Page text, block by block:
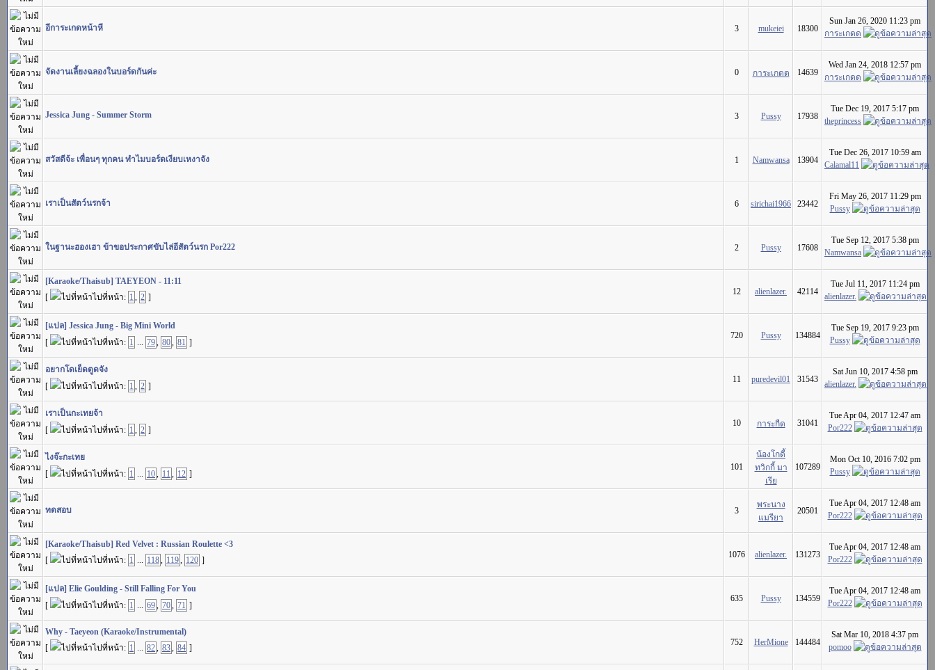
อีการะเกดหน้าหี 3 mukeiei 18300
Sun Jan 26, 2020 11:23 pm
การะเกดด
จัดงานเลี้ยงฉลองในบอร์ดกันค่ะ 0 การะเกดด 14639
Wed Jan 24, 2018 12:57 pm
การะเกดด
Jessica Jung - Summer Storm 3 Pussy 17938
Tue Dec 19, 2017 5:17 pm
theprincess
สวัสดีจ้ะ เพื่อนๆ ทุกคน ทำไมบอร์ดเงียบเหงาจัง 1 Namwansa 13904
Tue Dec 26, 2017 10:59 am
Calamal11
เราเป็นสัตว์นรกจ้า 6 sirichai1966 23442
Fri May 26, 2017 11:29 pm
Pussy
ในฐานะฮองเฮา ข้าขอประกาศขับไล่อีสัตว์นรก Por222 2 Pussy 17608
Tue Sep 12, 2017 5:38 pm
Namwansa
[Karaoke/Thaisub] TAEYEON - 11:11
[
ไปที่หน้า: 1 , 2 ]
12 alienlazer. 42114
Tue Jul 11, 2017 11:24 pm
alienlazer.
[แปล] Jessica Jung - Big Mini World
[
ไปที่หน้า: 1 ... 79, 80, 81 ]
720 Pussy 134884
Tue Sep 19, 2017 9:23 pm
Pussy
อยากโดเย็ดตูดจัง
[
ไปที่หน้า: 1 , 2 ]
11 puredevil01 31543
Sat Jun 10, 2017 4:58 pm
alienlazer.
เราเป็นกะเทยจ้า
[
ไปที่หน้า: 1 , 2 ]
10 การะกืด 31041
Tue Apr 04, 2017 12:47 am
Por222
ไงจ๊ะกะเทย
[
ไปที่หน้า: 1 ... 10, 11 , 12 ]
101
น้องโกดี้
ทวิกกี้ มา
เรีย
107289
Mon Oct 10, 2016 7:02 pm
Pussy
ทดสอบ 3
พระนาง
แมรียา
20501
Tue Apr 04, 2017 12:48 am
Por222
[Karaoke/Thaisub] Red Velvet : Russian Roulette <3
[
ไปที่หน้า: 1 ... 118, 119, 120 ]
1076 alienlazer. 131273
Tue Apr 04, 2017 12:48 am
Por222
[แปล] Elie Goulding - Still Falling For You
[
ไปที่หน้า: 1 ... 69, 70, 71 ]
635 Pussy 134559
Tue Apr 04, 2017 12:48 am
Por222
Why - Taeyeon (Karaoke/Instrumental)
[
ไปที่หน้า: 1 ... 82, 83, 84 ]
752 HerMione 144484
Sat Mar 10, 2018 4:37 pm
pomoo